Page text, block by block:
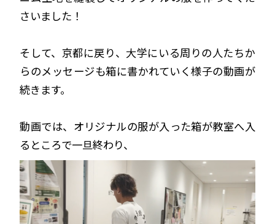
さいました！
そして、京都に戻り、大学にいる周りの人たちか
らのメッセージも箱に書かれていく様子の動画が
続きます。
動画では、オリジナルの服が入った箱が教室へ入
るところで一旦終わり、